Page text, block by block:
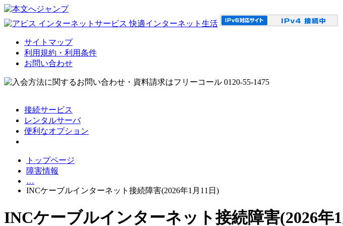
サイトマップ
利用規約・利用条件
お問い合わせ
接続サービス
レンタルサーバ
便利なオプション
トップページ
障害情報
…
INCケーブルインターネット接続障害(2026年1月11日)
INCケーブルインターネット接続障害(2026年